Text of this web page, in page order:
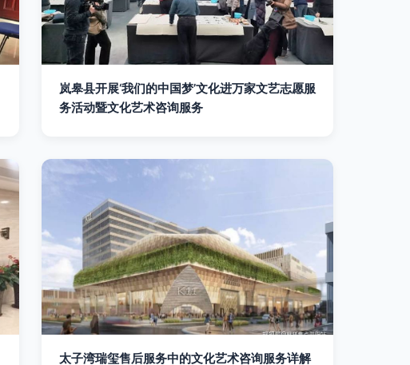
岚皋县开展‘我们的中国梦’文化进万家文艺志愿服
务活动暨文化艺术咨询服务
太子湾瑞玺售后服务中的文化艺术咨询服务详解